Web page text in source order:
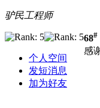
驴民工程师
个人空间
发短消息
加为好友
68#
感